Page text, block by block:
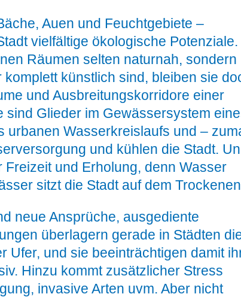
Auen und Feuchtgebiete –
vielfältige ökologische Potenziale.
Räumen selten naturnah, sondern
künstlich sind, bleiben sie
und Ausbreitungskorridore einer
sind Glieder im Gewässersystem
urbanen Wasserkreislaufs und –
und kühlen die Stadt.
und Erholung, denn Wasser
sitzt die Stadt auf dem
neue Ansprüche, ausgediente
überlagern gerade in Städten
Ufer, und sie beeinträchtigen damit
Hinzu kommt zusätzlicher Stress
invasive Arten uvm. Aber nicht